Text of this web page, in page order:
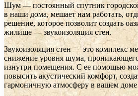
Шум — постоянный спутник
в наши дома, мешает нам работать,
решение, которое позволит создать
жилище — звукоизоляция стен.
Звукоизоляция стен — это комплекс
снижение уровня шума,
изнутри помещения. С ее помощью
повысить акустический комфорт,
гармоничную атмосферу в вашем